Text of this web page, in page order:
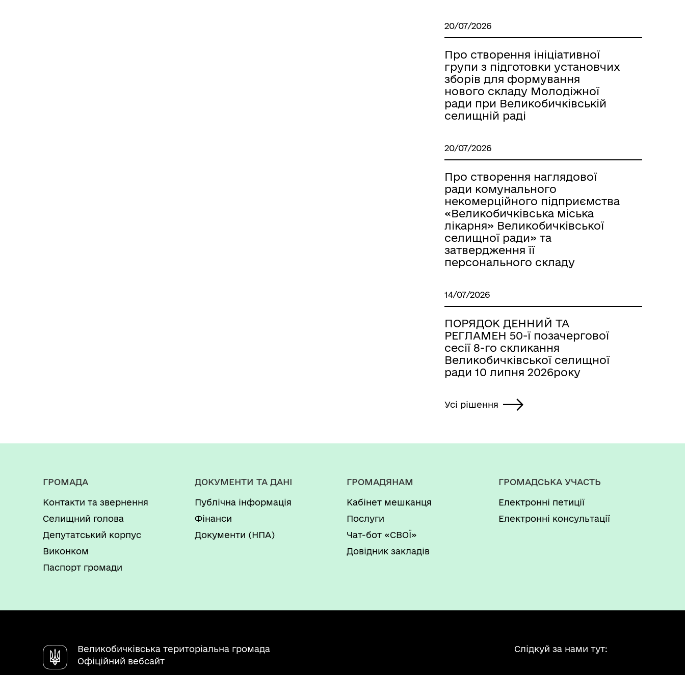
20/07/2026
Про створення ініціативної
групи з підготовки установчих
зборів для формування
нового складу Молодіжної
ради при Великобичківській
селищній раді
20/07/2026
Про створення наглядової
ради комунального
некомерційного підприємства
«Великобичківська міська
лікарня» Великобичківської
селищної ради» та
затвердження її
персонального складу
14/07/2026
ПОРЯДОК ДЕННИЙ ТА
РЕГЛАМЕН 50-ї позачергової
сесії 8-го скликання
Великобичківської селищної
ради 10 липня 2026року
Усі рішення
ГРОМАДА
Контакти та звернення
Селищний голова
Депутатський корпус
Виконком
Паспорт громади
ДОКУМЕНТИ ТА ДАНІ
Публічна інформація
Фінанси
Документи (НПА)
ГРОМАДЯНАМ
Кабінет мешканця
Послуги
Чат-бот «СВОЇ»
Довідник закладів
ГРОМАДСЬКА УЧАСТЬ
Електронні петиції
Електронні консультації
Великобичківська територіальна громада
Офіційний вебсайт
Слідкуй за нами тут: